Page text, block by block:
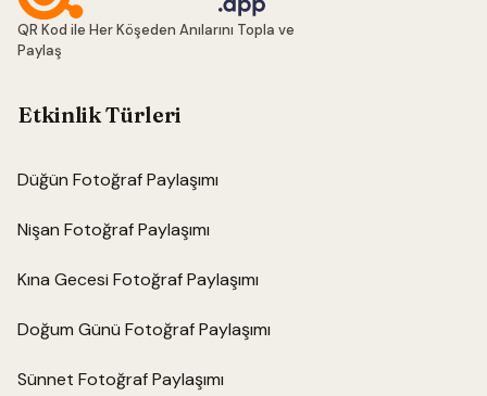
QR Kod ile Her Köşeden Anılarını Topla ve
Paylaş
Etkinlik Türleri
Düğün Fotoğraf Paylaşımı
Nişan Fotoğraf Paylaşımı
Kına Gecesi Fotoğraf Paylaşımı
Doğum Günü Fotoğraf Paylaşımı
Sünnet Fotoğraf Paylaşımı